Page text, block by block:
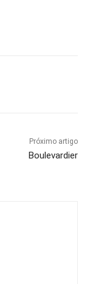
Próximo artigo
Boulevardier